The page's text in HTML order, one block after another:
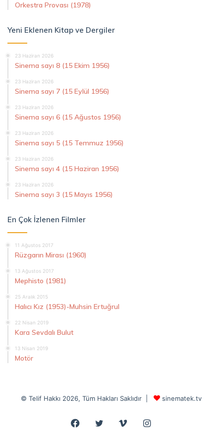
Orkestra Provası (1978)
Yeni Eklenen Kitap ve Dergiler
23 Haziran 2026
Sinema sayı 8 (15 Ekim 1956)
23 Haziran 2026
Sinema sayı 7 (15 Eylül 1956)
23 Haziran 2026
Sinema sayı 6 (15 Ağustos 1956)
23 Haziran 2026
Sinema sayı 5 (15 Temmuz 1956)
23 Haziran 2026
Sinema sayı 4 (15 Haziran 1956)
23 Haziran 2026
Sinema sayı 3 (15 Mayıs 1956)
En Çok İzlenen Filmler
11 Ağustos 2017
Rüzgarın Mirası (1960)
13 Ağustos 2017
Mephisto (1981)
25 Aralık 2015
Halıcı Kız (1953)-Muhsin Ertuğrul
22 Nisan 2019
Kara Sevdalı Bulut
13 Nisan 2019
Motör
© Telif Hakkı 2026, Tüm Hakları Saklıdır | sinematek.tv
Facebook
Twitter VimeoInstagram